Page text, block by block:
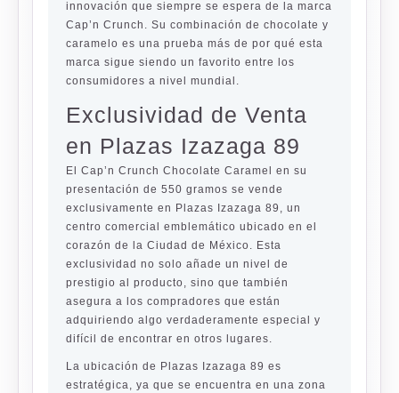
innovación que siempre se espera de la marca
Cap’n Crunch. Su combinación de chocolate y
caramelo es una prueba más de por qué esta
marca sigue siendo un favorito entre los
consumidores a nivel mundial.
Exclusividad de Venta
en Plazas Izazaga 89
El Cap’n Crunch Chocolate Caramel en su
presentación de 550 gramos se vende
exclusivamente en Plazas Izazaga 89, un
centro comercial emblemático ubicado en el
corazón de la Ciudad de México. Esta
exclusividad no solo añade un nivel de
prestigio al producto, sino que también
asegura a los compradores que están
adquiriendo algo verdaderamente especial y
difícil de encontrar en otros lugares.
La ubicación de Plazas Izazaga 89 es
estratégica, ya que se encuentra en una zona